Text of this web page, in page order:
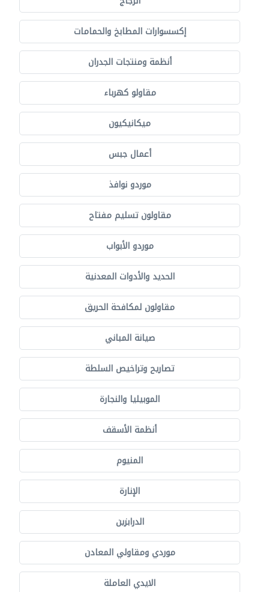
إكسسوارات المطابخ والحمامات
أنظمة ومنتجات الجدران
مقاولو كهرباء
ميكانيكيون
أعمال جبس
موردو نوافذ
مقاولون تسليم مفتاح
موردو الأبواب
الحديد والأدوات المعدنية
مقاولون لمكافحة الحريق
صيانة المباني
تصاريح وتراخيص السلطة
الموبيليا والنجارة
أنظمة الأسقف
المنيوم
الإنارة
الدرابزين
موردي ومقاولي المعادن
الايدي العاملة